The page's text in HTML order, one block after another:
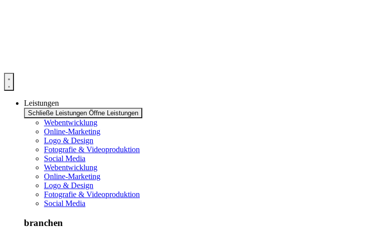
Leistungen
Schließe Leistungen Öffne Leistungen
Webentwicklung
Online-Marketing
Logo & Design
Fotografie & Videoproduktion
Social Media
Webentwicklung
Online-Marketing
Logo & Design
Fotografie & Videoproduktion
Social Media
branchen